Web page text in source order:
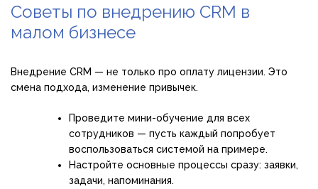
Советы по внедрению CRM в
малом бизнесе
Внедрение CRM — не только про оплату лицензии. Это
смена подхода, изменение привычек.
Проведите мини-обучение для всех
сотрудников — пусть каждый попробует
воспользоваться системой на примере.
Настройте основные процессы сразу: заявки,
задачи, напоминания.